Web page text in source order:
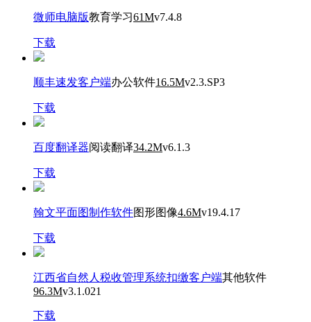
微师电脑版教育学习61Mv7.4.8
下载
顺丰速发客户端办公软件16.5Mv2.3.SP3
下载
百度翻译器阅读翻译34.2Mv6.1.3
下载
翰文平面图制作软件图形图像4.6Mv19.4.17
下载
江西省自然人税收管理系统扣缴客户端其他软件
96.3Mv3.1.021
下载